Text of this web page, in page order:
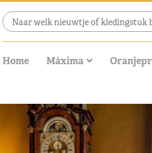
Home Máxima